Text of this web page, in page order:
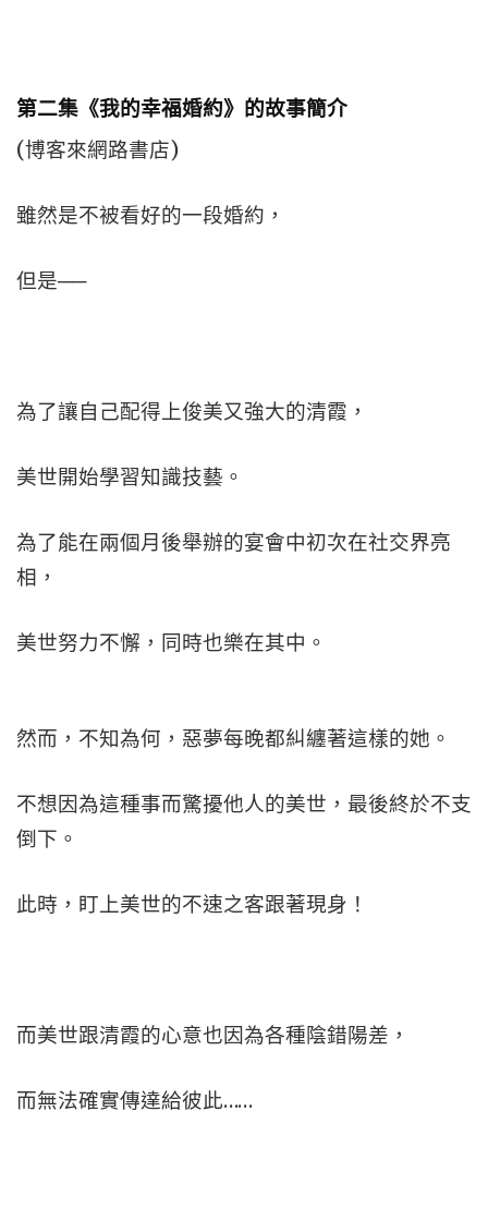
第二集《我的幸福婚約》的故事簡介
(博客來網路書店)
雖然是不被看好的一段婚約，
但是──
為了讓自己配得上俊美又強大的清霞，
美世開始學習知識技藝。
為了能在兩個月後舉辦的宴會中初次在社交界亮
相，
美世努力不懈，同時也樂在其中。
然而，不知為何，惡夢每晚都糾纏著這樣的她。
不想因為這種事而驚擾他人的美世，最後終於不支
倒下。
此時，盯上美世的不速之客跟著現身！
而美世跟清霞的心意也因為各種陰錯陽差，
而無法確實傳達給彼此……